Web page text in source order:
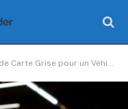
un Véhicule de Société en Cas de Perte